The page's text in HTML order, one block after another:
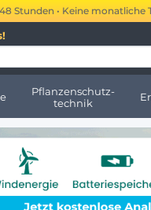
Keine monatliche Tilgung •
Pflanzenschutz-
technik